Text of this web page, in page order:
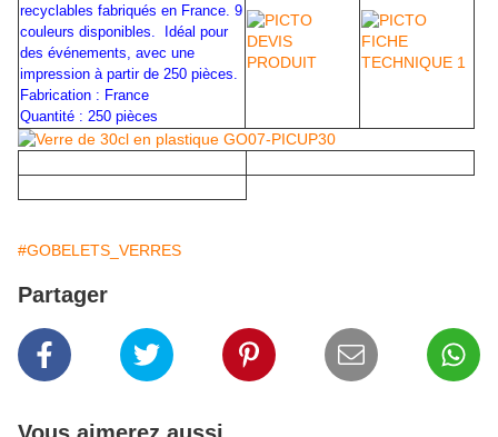
recyclables fabriqués en France. 9
couleurs disponibles. Idéal pour
des événements, avec une
impression à partir de 250 pièces.
Fabrication : France
Quantité : 250 pièces
#GOBELETS_VERRES
Partager